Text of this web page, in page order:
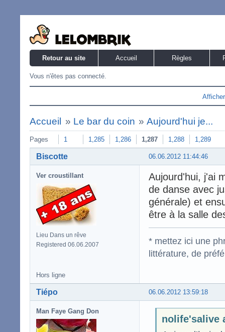
Retour au site Accueil Règles
Vous n'êtes pas connecté.
Accueil » Le bar du coin »Aujourd'hui je...
Pages 1 1,285 1,286 1,287 1,288 1,289
06.06.2012 11:44:46
Biscotte
Ver croustillant
Lieu Dans un rêve
Registered 06.06.2007
Aujourd'hui, j'ai
de danse avec
générale) et
être à la salle
* mettez ici une
littérature, de
Hors ligne
06.06.2012 13:59:18
Tiépo
Man Faye Gang Don
nolife'salive